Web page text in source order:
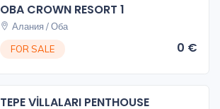
OBA CROWN RESORT 1
Алания / Оба
FOR SALE
0 €
TEPE VİLLALARI PENTHOUSE